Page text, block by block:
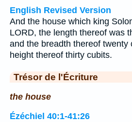
English Revised Version
And the house which king
LORD, the length thereof was
and the breadth thereof twenty
height thereof thirty cubits.
Trésor de l'Écriture
the house
Ézéchiel 40:1-41:26